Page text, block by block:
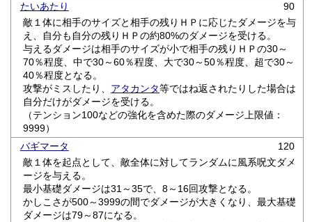
たいあたり
90
敵１体に相手のサイズと相手の残りＨＰに応じたダメージを与
え、自分も自分の残りＨＰの約80%のダメージを受ける。
与えるダメージは相手のサイズが小で相手の残りＨＰの30～
70％程度、中で30～60％程度、大で30～50％程度、超で30～
40％程度となる。
攻撃がミスしたり、 アタカンタ等ではね返されたりした場合は
自分だけがダメージを受ける。
（テンション100などの強化を含めた際のダメージ上限値：
9999）
バギマータ
120
敵１体を起点として、敵全体に対してランダムに風系呪文ダメ
ージを与える。
最小基礎ダメージは31～35で、8～16回攻撃となる。
かしこさが500～3999の間でダメージが大きくなり、最大基礎
ダメージは79～87になる。